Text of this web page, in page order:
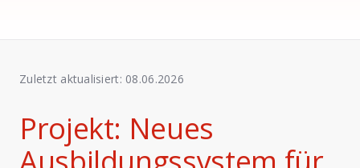
Zuletzt aktualisiert: 08.06.2026
Projekt: Neues